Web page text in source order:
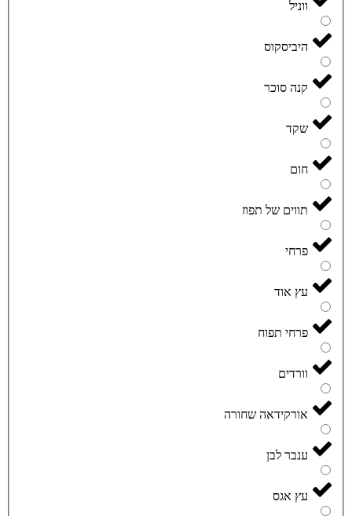
ווניל
היביסקוס
קנה סוכר
שקד
חום
תווים של תפוז
פרחי
עץ אוד
פרחי תפוח
וורדים
אורקידאה שחורה
ענבר לבן
עץ אגס